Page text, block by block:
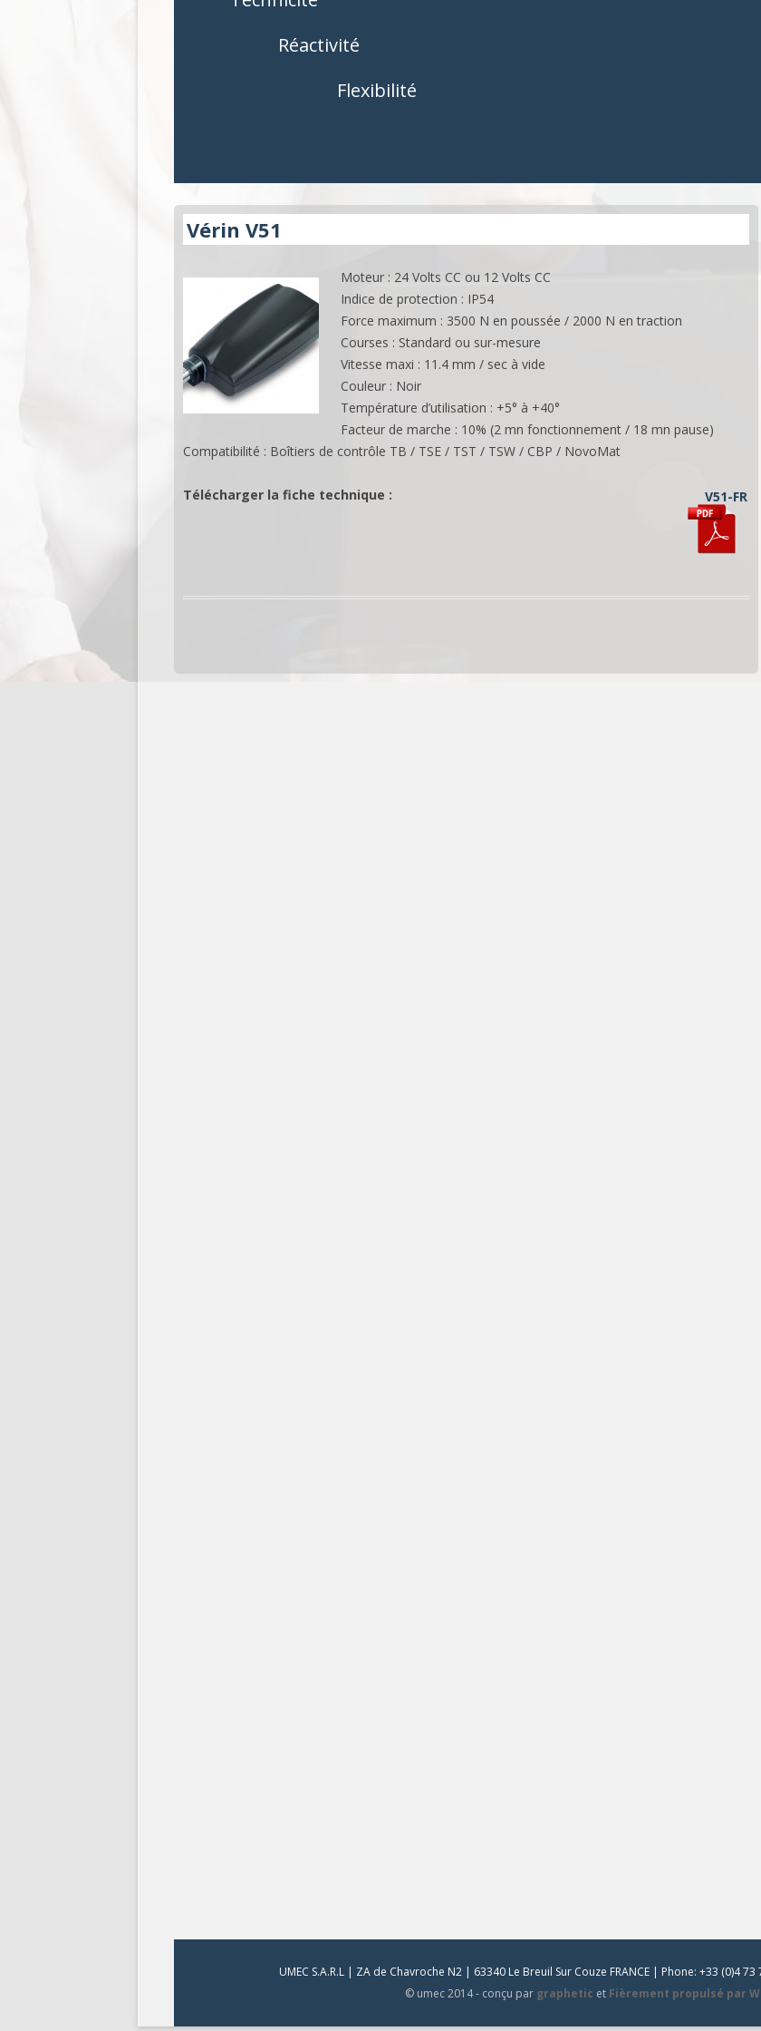
APPLICATIONS
Réactivité
Flexibilité
Vérin V51
Moteur : 24 Volts CC ou 12 Volts CC
Indice de protection : IP54
Force maximum : 3500 N en poussée / 2000 N en traction
Courses : Standard ou sur-mesure
Vitesse maxi : 11.4 mm / sec à vide
Couleur : Noir
Température d’utilisation : +5° à +40°
Facteur de marche : 10% (2 mn fonctionnement / 18 mn pause)
Compatibilité : Boîtiers de contrôle TB / TSE / TST / TSW / CBP / NovoMat
Télécharger la fiche technique : V51-FR
UMEC S.A.R.L | ZA de Chavroche N2 | 63340 Le Breuil Sur Couze FRANCE | Phone: +33 (0)4
© umec 2014 - conçu par graphetic et Fièrement propulsé par